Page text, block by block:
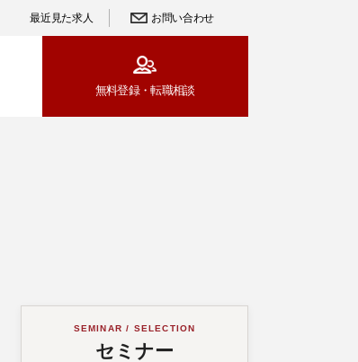
最近見た求人 お問い合わせ
無料登録・転職相談
SEMINAR / SELECTION
セミナー